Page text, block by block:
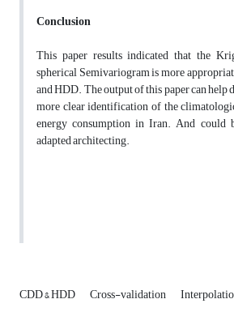
Conclusion
This paper results indicated that the
spherical Semivariogram is more
and HDD. The output of this paper can help
more clear identification of the
energy consumption in Iran. And could
adapted architecting.
CDD & HDD Cross-validation